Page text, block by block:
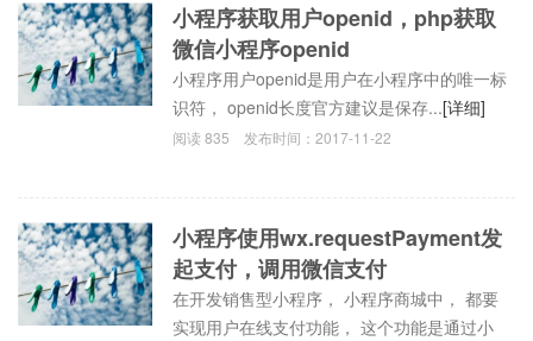
小程序获取用户openid，php获取
微信小程序openid
小程序用户openid是用户在小程序中的唯一标
识符， openid长度官方建议是保存...[详细]
阅读835 发布时间：2017-11-22
小程序使用wx.requestPayment发
起支付，调用微信支付
在开发销售型小程序， 小程序商城中， 都要
实现用户在线支付功能， 这个功能是通过小